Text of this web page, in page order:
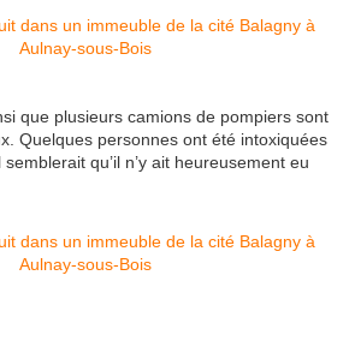
que plusieurs camions de pompiers sont
Quelques personnes ont été intoxiquées
qu’il n’y ait heureusement eu